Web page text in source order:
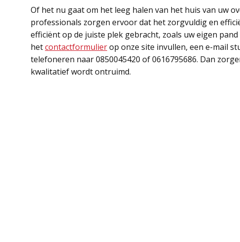
Of het nu gaat om het leeg halen van het huis van uw
professionals zorgen ervoor dat het zorgvuldig en
efficiënt op de juiste plek gebracht, zoals uw eigen
hetcontactformulierop onze site invullen, een e-mail
telefoneren naar 0850045420 of 0616795686. Dan
kwalitatief wordt ontruimd.